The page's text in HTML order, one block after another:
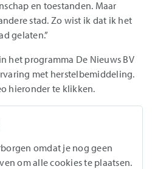
en toestanden. Maar
stad. Zo wist ik dat ik het
gelaten.”
het programma De Nieuws BV
met herstelbemiddeling.
hieronder te klikken.
omdat je nog geen
om alle cookies te plaatsen.